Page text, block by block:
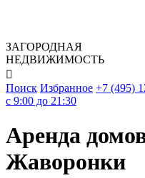
ЗАГОРОДНАЯ
НЕДВИЖИМОСТЬ

Поиск Избранное +7 (495)
c 9:00 до 21:30
Аренда
Жаворонки